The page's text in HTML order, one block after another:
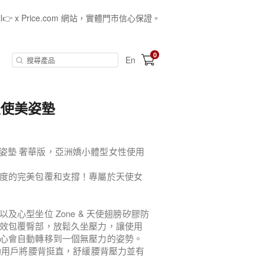
x Price.com 網站，實體門市信心保證。
En 0
美姿墊
墊 奢華版，亞洲嬌小體型女性使用
的完美包覆和支撐！專屬於天使女
及心型坐位 Zone & 天使翅膀矽膠防
包覆臀部，放鬆久坐壓力，讓使用
會自動轉移到一個無壓力的姿勢。
戶將腰背挺直，舒緩腰背壓力並有